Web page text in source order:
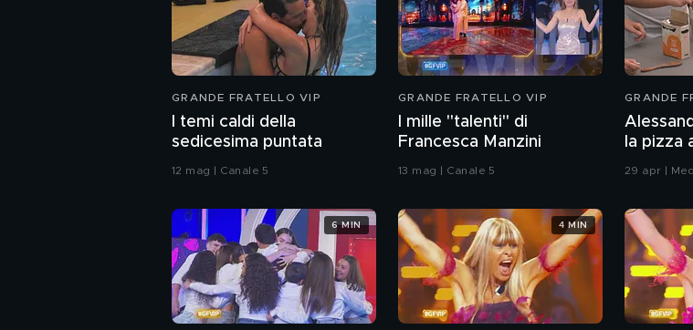
GRANDE FRATELLO VIP
I temi caldi della
sedicesima puntata
12 mag | Canale 5
GRANDE FRATELLO VIP
I mille "talenti" di
Francesca Manzini
13 mag | Canale 5
GRANDE
la pizza
29 apr |
6 MIN 4 MIN